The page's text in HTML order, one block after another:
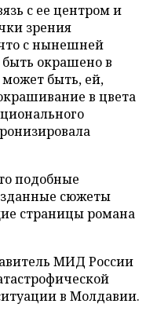
с ее центром и
зрения
с нынешней
окрашено в
быть, ей,
в цвета
подобные
сюжеты
страницы романа
МИД России
в Молдавии.